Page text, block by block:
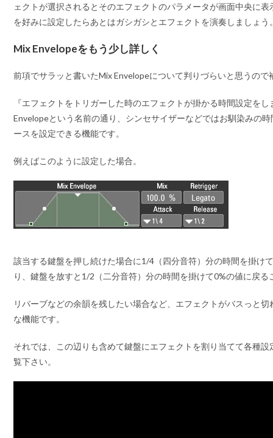
ェクトが選択されるとそのエフェクトのパラメータが画面中央に
を好みに設定したらあとはガシガシとエフェクトを演奏しましょう
Mix Envelopeをもう少し詳しく
前項でサラッと書いたMix Envelopeについて判りづらいと思うので
『エフェクトをトリガーした時のエフェクトが掛かる時間設定を
Envelopeという名前の通り、シンセサイザーなどではお馴染みの
ースを設定できる機能です。
例えばこのように設定した場合。
該当する鍵盤を押し続けた場合に1/4（四分音符）分の時間を掛け
り、鍵盤を放すと1/2（二分音符）分の時間を掛けて0%の値に戻る
リバーブなどの余韻を残したい場合など、エフェクトがバスっと
な機能です。
それでは、この辺りも含めて鍵盤にエフェクトを割り当てて各種
覧下さい。